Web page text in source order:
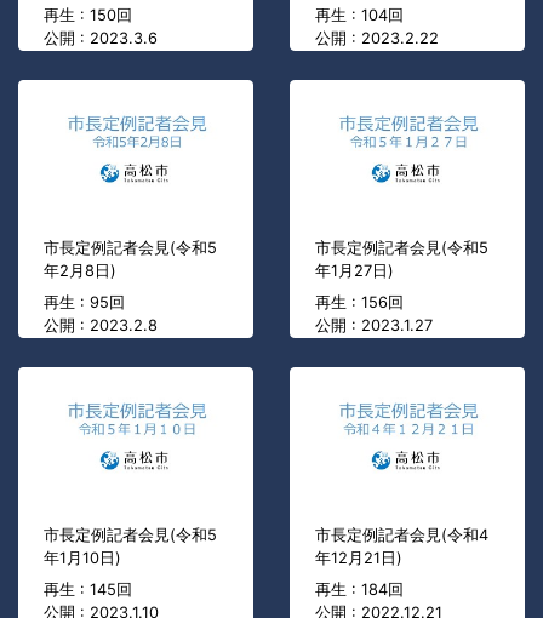
再生 : 150回
公開 : 2023.3.6
再生 : 104回
公開 : 2023.2.22
市長定例記者会見(令和5
年2月8日)
再生 : 95回
公開 : 2023.2.8
市長定例記者会見(令和5
年1月27日)
再生 : 156回
公開 : 2023.1.27
市長定例記者会見(令和5
年1月10日)
再生 : 145回
公開 : 2023.1.10
市長定例記者会見(令和4
年12月21日)
再生 : 184回
公開 : 2022.12.21